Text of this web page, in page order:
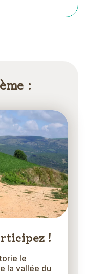
:
!
le
la vallée du